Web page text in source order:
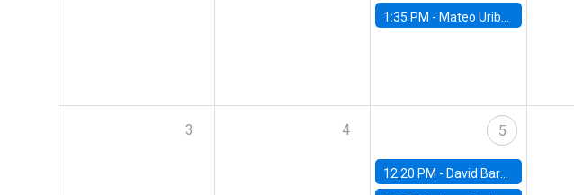
1:35 PM - Mateo Uribe-Castro, Universidad de los Andes (Colombia)
3 4 5
12:20 PM - David Bardey, Universidad de los Andes - CEDE